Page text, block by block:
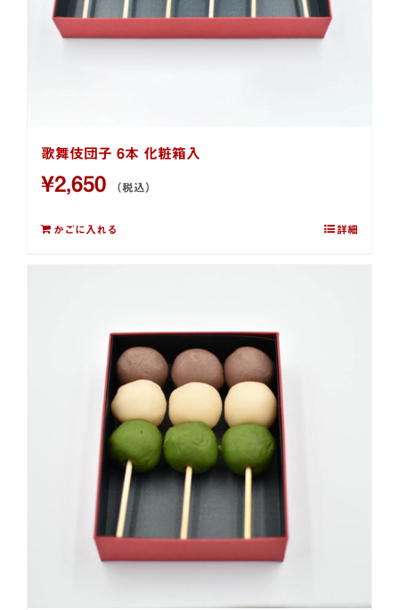
歌舞伎団子 6本 化粧箱入
¥2,650 （税込）
かごに入れる 詳細